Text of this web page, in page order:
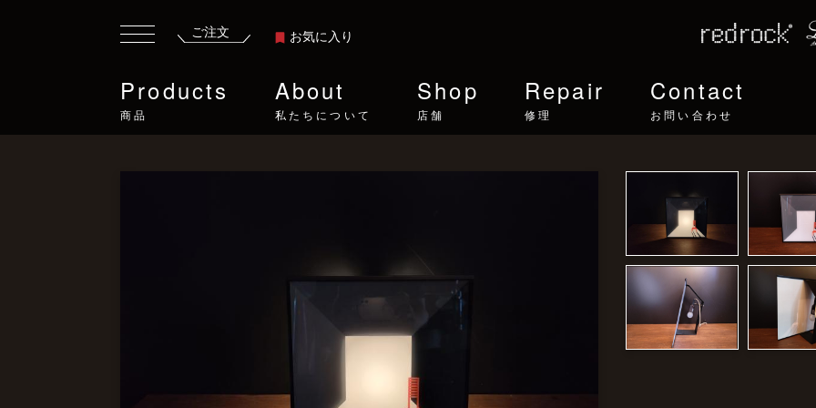
ご注文 お気に入り
Products
商品
About
私たちについて
Shop
店舗
Repair
修理
Contact
お問い合わせ